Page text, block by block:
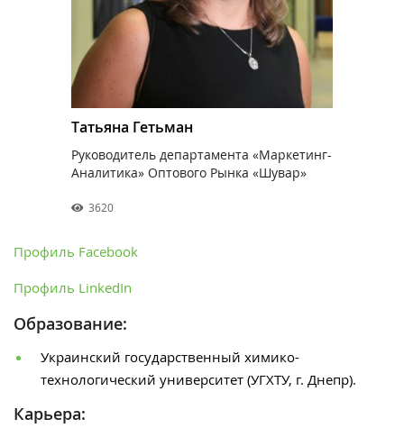
Татьяна Гетьман
Руководитель департамента «Маркетинг-
Аналитика» Оптового Рынка «Шувар»
3620
Профиль Facebook
Профиль LinkedIn
Образование:
Украинский государственный химико-
технологический университет (УГХТУ, г. Днепр).
Карьера: